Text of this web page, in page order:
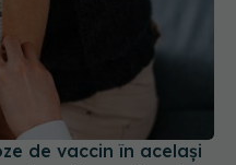
de vaccin în acelaşi
imunitar mai rapid -